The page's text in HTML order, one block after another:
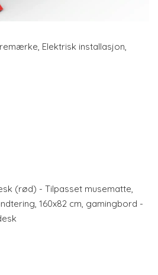
Elektrisk installasjon
(rød) - Tilpasset musematte,
160x82 cm, gamingbord -